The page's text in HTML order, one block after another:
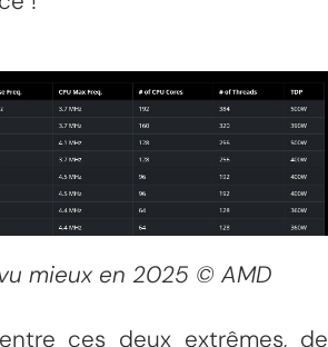
mieux en 2025 © AMD
ces deux extrêmes, de